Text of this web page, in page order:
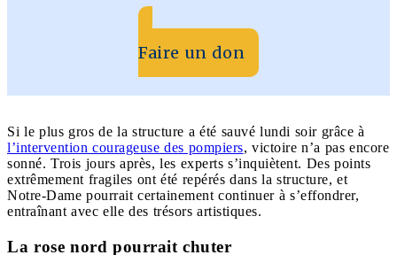
Faire un don
Si le plus gros de la structure a été sauvé lundi soir grâce à
l’intervention courageuse des pompiers, victoire n’a pas encore
sonné. Trois jours après, les experts s’inquiètent. Des points
extrêmement fragiles ont été repérés dans la structure, et
Notre-Dame pourrait certainement continuer à s’effondrer,
entraînant avec elle des trésors artistiques.
La rose nord pourrait chuter